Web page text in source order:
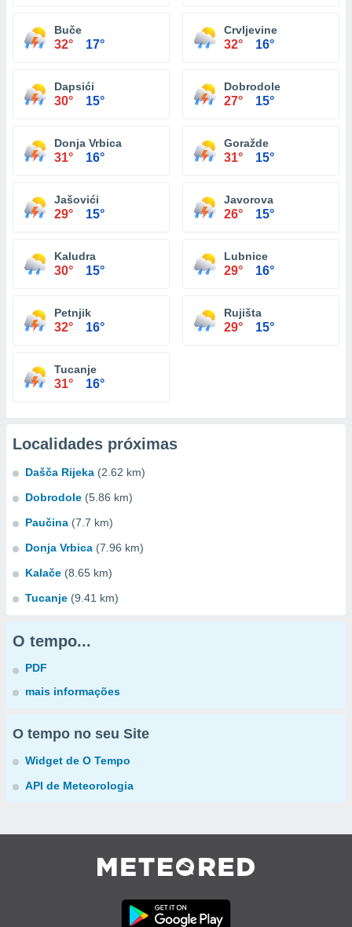
Buče
32° 17°
Crvljevine
32° 16°
Dapsići
30° 15°
Dobrodole
27° 15°
Donja Vrbica
31° 16°
Goražde
31° 15°
Jašovići
29° 15°
Javorova
26° 15°
Kaludra
30° 15°
Lubnice
29° 16°
Petnjik
32° 16°
Rujišta
29° 15°
Tucanje
31° 16°
Localidades próximas
Dašča Rijeka (2.62 km)
Dobrodole (5.86 km)
Paučina (7.7 km)
Donja Vrbica (7.96 km)
Kalače (8.65 km)
Tucanje (9.41 km)
O tempo...
PDF
mais informações
O tempo no seu Site
Widget de O Tempo
API de Meteorologia